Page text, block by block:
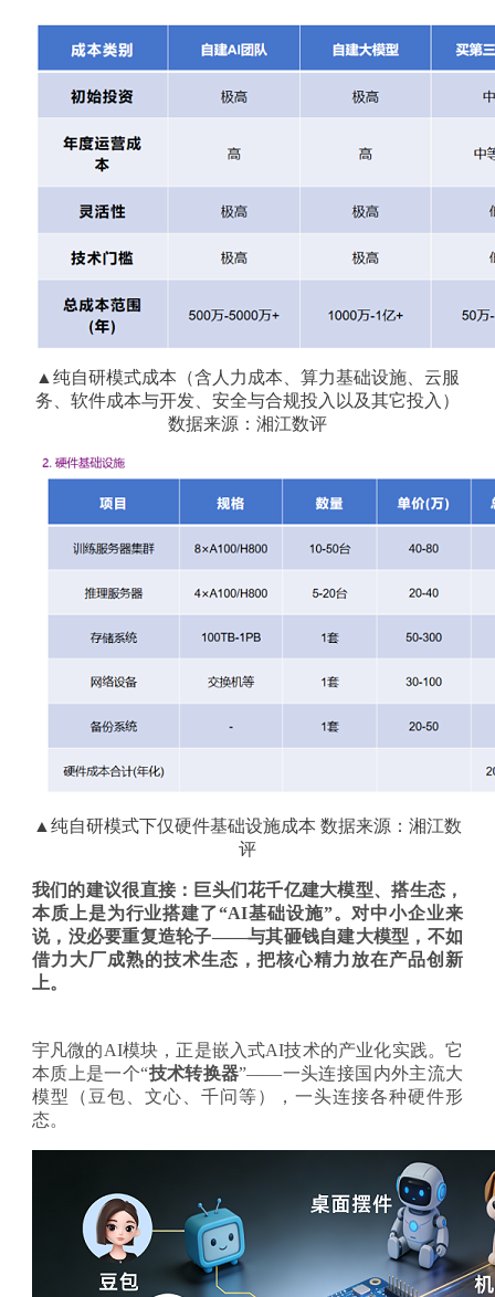
▲ 纯自研模式成本（含人力成本、算力基础设施、云服
务、软件成本与开发、安全与合规投入以及其它投入）
数据来源：湘江数评
▲纯自研模式下仅硬件基础设施成本 数据来源：湘江数
评
我们的建议很直接：巨头们花千亿建大模型、搭生态，
本质上是为行业搭建了“AI基础设施”。对中小企业来
说，没必要重复造轮子——与其砸钱自建大模型，不如
借力大厂成熟的技术生态，把核心精力放在产品创新
上。
宇凡微的AI模块，正是嵌入式AI技术的产业化实践。它
本质上是一个“技术转换器”——一头连接国内外主流大
模型（豆包、文心、千问等），一头连接各种硬件形
态。